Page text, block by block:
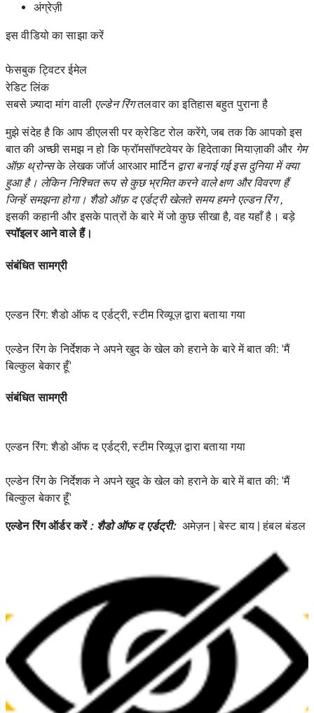
अंग्रेज़ी
इस वीडियो का साझा करें
फेसबुक ट्विटर ईमेल
रेडिटलिंक
सबसे ज़्यादा मांग वाली एल्डेन रिंगतलवार का इतिहास बहुत पुराना है
मुझे संदेह है कि आप डीएलसी पर क्रेडिट रोल करेंगे, जब तक कि आपको इस
बात की अच्छी समझ न हो कि फ्रॉमसॉफ्टवेयर के हिदेताका मियाज़ाकी और गेम
ऑफ़ थ्रोन्सके लेखक जॉर्ज आरआर मार्टिन द्वारा बनाई गई इस दुनिया में क्या
हुआ है। लेकिन निश्चित रूप से कुछ भ्रमित करने वाले क्षण और विवरण हैं
जिन्हें समझना होगा। शैडो ऑफ़ द एर्डट्री खेलते समय हमनेएल्डन रिंग,
इसकी कहानी और इसके पात्रों के बारे में जो कुछ सीखा है, वह यहाँ है। बड़े
स्पॉइलर आने वाले हैं।
संबंधित सामग्री
एल्डन रिंग: शैडो ऑफ द एर्डट्री, स्टीम रिव्यूज़ द्वारा बताया गया
एल्डेन रिंग के निर्देशक ने अपने खुद के खेल को हराने के बारे में बात की: 'मैं
बिल्कुल बेकार हूँ'
संबंधित सामग्री
एल्डन रिंग: शैडो ऑफ द एर्डट्री, स्टीम रिव्यूज़ द्वारा बताया गया
एल्डेन रिंग के निर्देशक ने अपने खुद के खेल को हराने के बारे में बात की: 'मैं
बिल्कुल बेकार हूँ'
एल्डेन रिंग ऑर्डर करें : शैडो ऑफ द एर्डट्री: अमेज़न |बेस्ट बाय|हंबल बंडल